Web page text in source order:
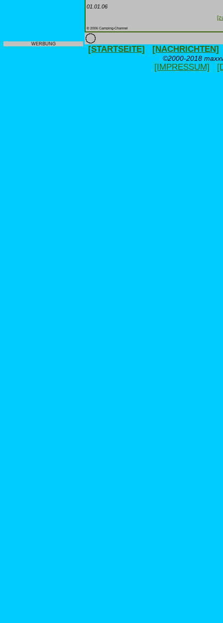
WERBUNG
01.01.06
© 2006 Camping-Channel
[STARTSEITE] [NACHRICHTEN]
©2000-2018
[IMPRESSUM]